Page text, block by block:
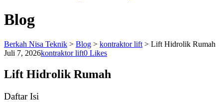
Blog
Berkah Nisa Teknik > Blog > kontraktor lift > Lift Hidrolik Rumah
Juli 7, 2026kontraktor lift0 Likes
Lift Hidrolik Rumah
Daftar Isi